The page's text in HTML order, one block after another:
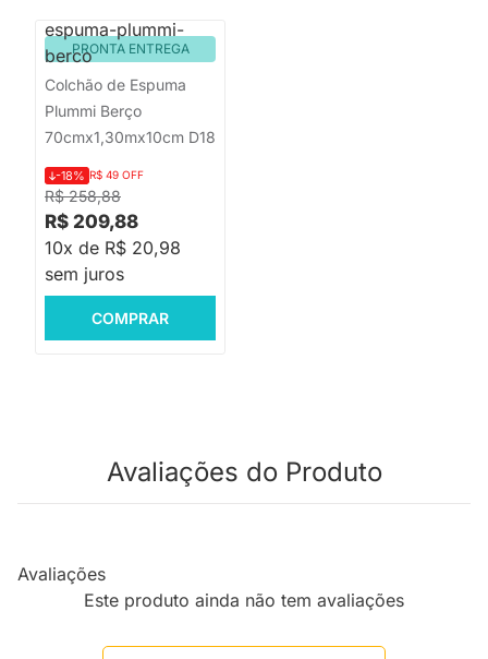
PRONTA ENTREGA
Colchão de Espuma
Plummi Berço
70cmx1,30mx10cm D18
R$ 258,88
-18% R$ 49 OFF
R$ 209,88
10x de R$ 20,98
sem juros
COMPRAR
Avaliações do Produto
Avaliações
Este produto ainda não tem avaliações